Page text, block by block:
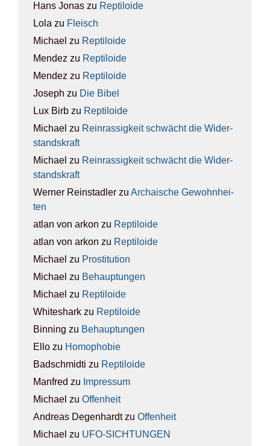
Hans Jonas zu Rep­ti­lo­ide
Lola zu Fleisch
Michael zu Rep­ti­lo­ide
Mendez zu Rep­ti­lo­ide
Mendez zu Rep­ti­lo­ide
Joseph zu Die Bibel
Lux Birb zu Rep­ti­lo­ide
Michael zu Rein­ras­sig­keit schwächt die Wider­
stands­kraft
Michael zu Rein­ras­sig­keit schwächt die Wider­
stands­kraft
Werner Reinstadler zu Archai­sche Gewohn­hei­
ten
atlan von arkon zu Rep­ti­lo­ide
atlan von arkon zu Rep­ti­lo­ide
Michael zu Pro­sti­tu­ti­on
Michael zu Behaup­tun­gen
Michael zu Rep­ti­lo­ide
Whiteshark zu Rep­ti­lo­ide
Binning zu Behaup­tun­gen
Ello zu Homo­pho­bie
Badschmidti zu Rep­ti­lo­ide
Manfred zu Impres­sum
Michael zu Offen­heit
Andreas Degenhardtzu Offen­heit
Michael zu UFO-SICH­TUN­GEN